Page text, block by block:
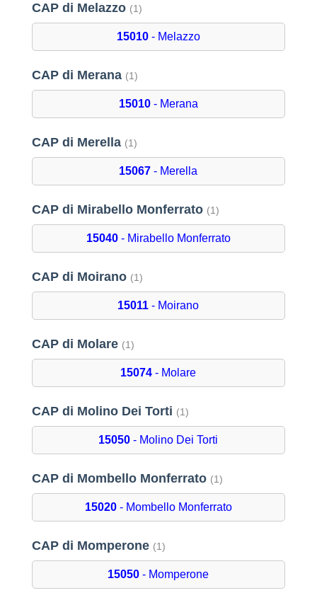
CAP di Melazzo (1)
15010- Melazzo
CAP di Merana (1)
15010- Merana
CAP di Merella (1)
15067 - Merella
CAP di Mirabello Monferrato (1)
15040- Mirabello Monferrato
CAP di Moirano (1)
15011 - Moirano
CAP di Molare (1)
15074 - Molare
CAP di Molino Dei Torti (1)
15050 - Molino Dei Torti
CAP di Mombello Monferrato (1)
15020- Mombello Monferrato
CAP di Momperone (1)
15050 - Momperone